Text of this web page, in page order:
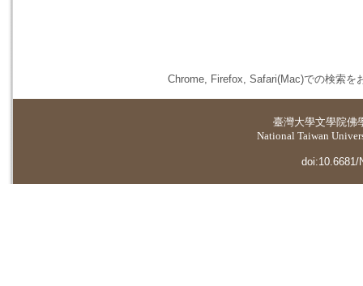
Chrome, Firefox, Safari(Mac)での検索を
臺灣大學文學院佛
National Taiwan
doi:10.6681/